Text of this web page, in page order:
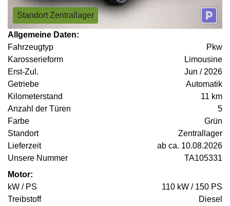
Standort Zentrallager
Allgemeine Daten:
Fahrzeugtyp
Pkw
Karosserieform
Limousine
Erst-Zul.
Jun / 2026
Getriebe
Automatik
Kilometerstand
11 km
Anzahl der Türen
5
Farbe
Grün
Standort
Zentrallager
Lieferzeit
ab ca. 10.08.2026
Unsere Nummer
TA105331
Motor:
kW / PS
110 kW / 150 PS
Treibstoff
Diesel